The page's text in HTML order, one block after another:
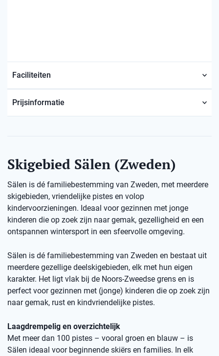
Faciliteiten
Prijsinformatie
Skigebied Sälen (Zweden)
Sälen is dé familiebestemming van Zweden, met meerdere
skigebieden, vriendelijke pistes en volop
kindervoorzieningen. Ideaal voor gezinnen met jonge
kinderen die op zoek zijn naar gemak, gezelligheid en een
ontspannen wintersport in een sfeervolle omgeving.
Sälen is dé familiebestemming van Zweden en bestaat uit
meerdere gezellige deelskigebieden, elk met hun eigen
karakter. Het ligt vlak bij de Noors-Zweedse grens en is
perfect voor gezinnen met (jonge) kinderen die op zoek zijn
naar gemak, rust en kindvriendelijke pistes.
Laagdrempelig en overzichtelijk
Met meer dan 100 pistes – vooral groen en blauw – is
Sälen ideaal voor beginnende skiërs en families. In elk